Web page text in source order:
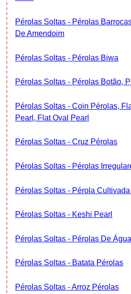
Pérolas Soltas - Pérolas Barrocas, Pérola Em Forma
De Amendoim
Pérolas Soltas - Pérolas Biwa
Pérolas Soltas - Pérolas Botão,
Pérolas Soltas - Coin Pérolas, Flat Teardrop Shaped
Pearl, Flat Oval Pearl
Pérolas Soltas - Cruz Pérolas
Pérolas Soltas - Pérolas
Pérolas Soltas - Pérola
Pérolas Soltas - Keshi Pearl
Pérolas Soltas - Pérolas De
Pérolas Soltas - Batata Pérolas
Pérolas Soltas - Arroz Pérolas